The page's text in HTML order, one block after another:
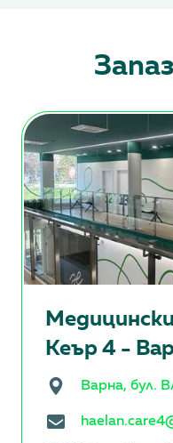
Кеър 4 -
Варна, бул.